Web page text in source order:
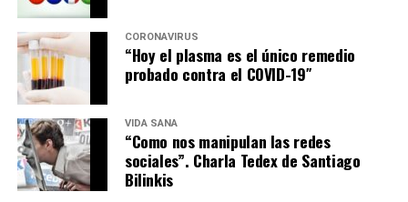
CORONAVIRUS
“Hoy el plasma es el único remedio
probado contra el COVID-19″
VIDA SANA
“Como nos manipulan las redes
sociales”. Charla Tedex de Santiago
Bilinkis